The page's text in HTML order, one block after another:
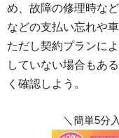
め、故障の修理時な
などの支払い忘れや
ただし契約プランに
していない場合もあ
く確認しよう。
＼簡単5分